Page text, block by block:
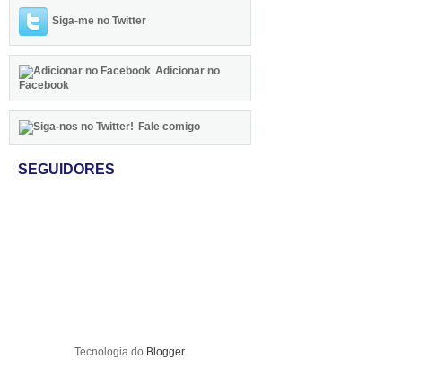
Siga-me no Twitter
Adicionar no
Facebook
Fale comigo
SEGUIDORES
Tecnologia do Blogger.